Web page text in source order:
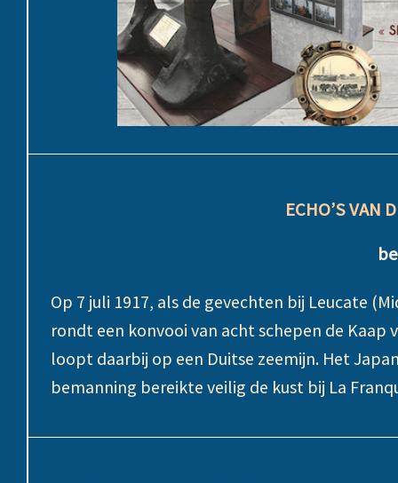
ECHO’S VAN
Op 7 juli 1917, als de gevechten bij Leucate
rondt een konvooi van acht schepen de Kaap
loopt daarbij op een Duitse zeemijn. Het
bemanning bereikte veilig de kust bij La